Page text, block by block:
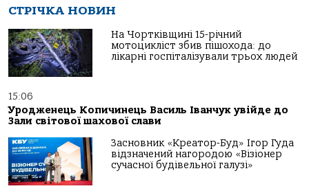
СТРІЧКА НОВИН
На Чортківщині 15-річний
мотоцикліст збив пішохода: до
лікарні госпіталізували трьох людей
15:06
Уродженець Копичинець Василь Іванчук увійде до
Зали світової шахової слави
Засновник «Креатор-Буд» Ігор Гуда
відзначений нагородою «Візіонер
сучасної будівельної галузі»